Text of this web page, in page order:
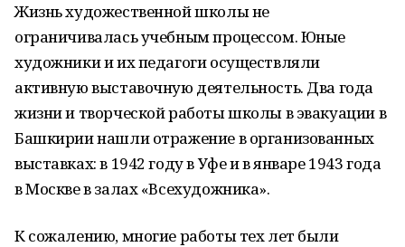
Жизнь художественной школы не
ограничивалась учебным процессом. Юные
художники и их педагоги осуществляли
активную выставочную деятельность. Два года
жизни и творческой работы школы в эвакуации в
Башкирии нашли отражение в организованных
выставках: в 1942 году в Уфе и в январе 1943 года
в Москве в залах «Всехудожника».
К сожалению, многие работы тех лет были